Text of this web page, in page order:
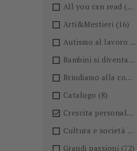
All you can read (205)
Arti&Mestieri (16)
Autismo al lavoro
(5)
Bambini si diventa
(4)
Brindiamo alla conoscenza!🍺
Catalogo (8)
 Crescita personale
Cultura e società
(36)
Grandi passioni (72)